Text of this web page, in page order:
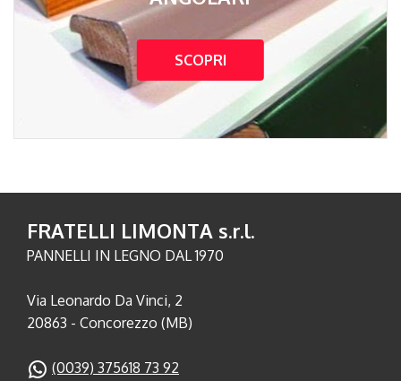
SCOPRI
FRATELLI LIMONTA s.r.l.
PANNELLI IN LEGNO DAL 1970
Via Leonardo Da Vinci, 2
20863 - Concorezzo (MB)
(0039) 375618 73 92